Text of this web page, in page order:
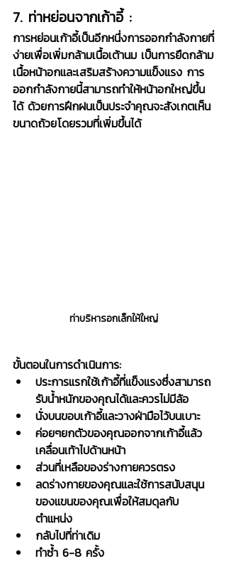
7. ท่าหย่อนจากเก้าอี้ :
การหย่อนเก้าอี้เป็นอีกหนึ่งการออกกำลังกายที่
ง่ายเพื่อเพิ่มกล้ามเนื้อเต้านม เป็นการยืดกล้าม
เนื้อหน้าอกและเสริมสร้างความแข็งแรง การ
ออกกำลังกายนี้สามารถทำให้หน้าอกใหญ่ขึ้น
ได้ ด้วยการฝึกฝนเป็นประจำคุณจะสังเกตเห็น
ขนาดถ้วยโดยรวมที่เพิ่มขึ้นได้
ท่าบริหารอกเล็กให้ใหญ่
ขั้นตอนในการดำเนินการ:
ประการแรกใช้เก้าอี้ที่แข็งแรงซึ่งสามารถ
รับน้ำหนักของคุณได้และควรไม่มีล้อ
นั่งบนขอบเก้าอี้และวางฝ่ามือไว้บนเบาะ
ค่อยๆยกตัวของคุณออกจากเก้าอี้แล้ว
เคลื่อนเท้าไปด้านหน้า
ส่วนที่เหลือของร่างกายควรตรง
ลดร่างกายของคุณและใช้การสนับสนุน
ของแขนของคุณเพื่อให้สมดุลกับ
ตำแหน่ง
กลับไปที่ท่าเดิม
ทำซ้ำ 6-8 ครั้ง